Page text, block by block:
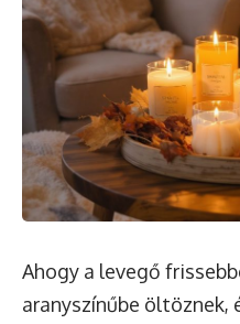
Ahogy a levegő
aranyszínűbe öltöznek,